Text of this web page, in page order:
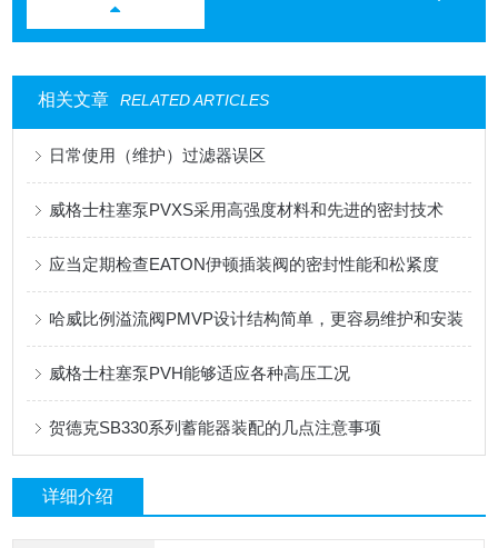
相关文章 RELATED ARTICLES
日常使用（维护）过滤器误区
威格士柱塞泵PVXS采用高强度材料和先进的密封技术
应当定期检查EATON伊顿插装阀的密封性能和松紧度
哈威比例溢流阀PMVP设计结构简单，更容易维护和安装
威格士柱塞泵PVH能够适应各种高压工况
贺德克SB330系列蓄能器装配的几点注意事项
详细介绍